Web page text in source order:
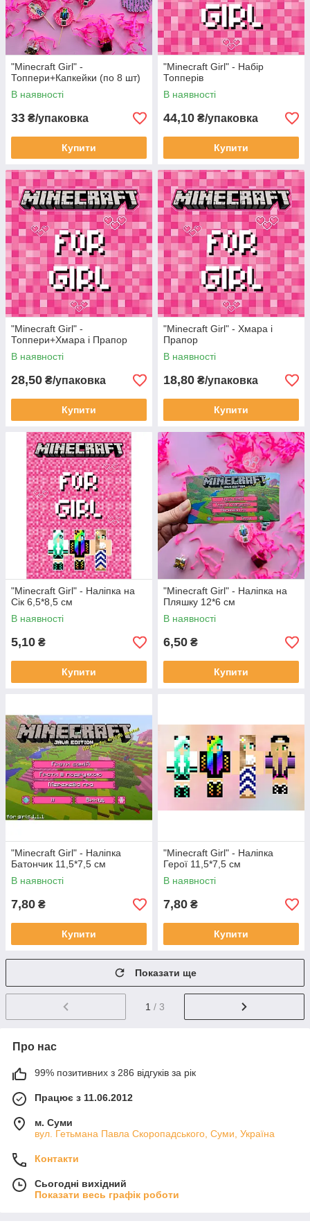
"Minecraft Girl" -
Топпери+Капкейки (по 8 шт)
В наявності
33 ₴/упаковка
Купити
"Minecraft Girl" - Набір
Топперів
В наявності
44,10 ₴/упаковка
Купити
"Minecraft Girl" -
Топпери+Хмара і Прапор
В наявності
28,50 ₴/упаковка
Купити
"Minecraft Girl" - Хмара і
Прапор
В наявності
18,80 ₴/упаковка
Купити
"Minecraft Girl" - Наліпка на
Сік 6,5*8,5 см
В наявності
5,10 ₴
Купити
"Minecraft Girl" - Наліпка на
Пляшку 12*6 см
В наявності
6,50 ₴
Купити
"Minecraft Girl" - Наліпка
Батончик 11,5*7,5 см
В наявності
7,80 ₴
Купити
"Minecraft Girl" - Наліпка
Герої 11,5*7,5 см
В наявності
7,80 ₴
Купити
Показати ще
1 / 3
Про нас
99% позитивних з 286 відгуків за рік
Працює з 11.06.2012
м. Суми
вул. Гетьмана Павла Скоропадського, Суми, Україна
Контакти
Сьогодні вихідний
Показати весь графік роботи